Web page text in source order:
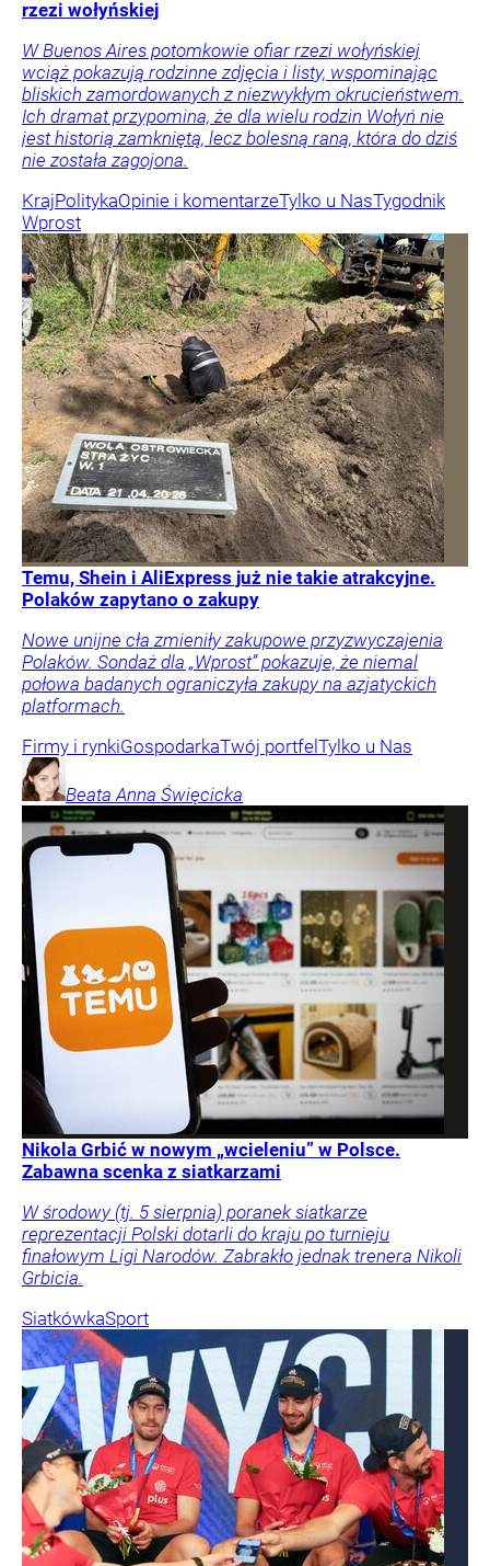
rzezi wołyńskiej
W Buenos Aires potomkowie ofiar rzezi wołyńskiej
wciąż pokazują rodzinne zdjęcia i listy, wspominając
bliskich zamordowanych z niezwykłym okrucieństwem.
Ich dramat przypomina, że dla wielu rodzin Wołyń nie
jest historią zamkniętą, lecz bolesną raną, która do dziś
nie została zagojona.
KrajPolitykaOpinie i komentarzeTylko u NasTygodnik
Wprost
Temu, Shein i AliExpress już nie takie atrakcyjne.
Polaków zapytano o zakupy
Nowe unijne cła zmieniły zakupowe przyzwyczajenia
Polaków. Sondaż dla „Wprost” pokazuje, że niemal
połowa badanych ograniczyła zakupy na azjatyckich
platformach.
Firmy i rynkiGospodarkaTwój portfel Tylko u Nas
Beata Anna Święcicka
Nikola Grbić w nowym „wcieleniu” w Polsce.
Zabawna scenka z siatkarzami
W środowy (tj. 5 sierpnia) poranek siatkarze
reprezentacji Polski dotarli do kraju po turnieju
finałowym Ligi Narodów. Zabrakło jednak trenera Nikoli
Grbicia.
SiatkówkaSport